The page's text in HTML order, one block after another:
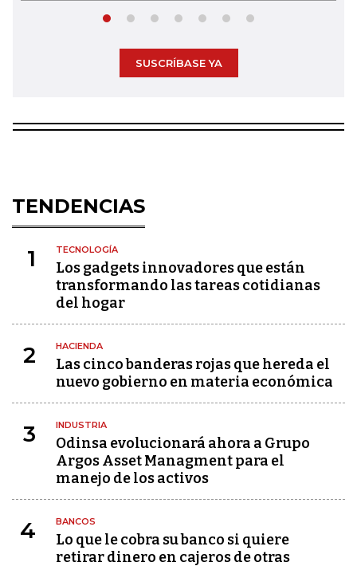
SUSCRÍBASE YA
TENDENCIAS
1 TECNOLOGÍA
Los gadgets innovadores que están
transformando las tareas cotidianas
del hogar
2 HACIENDA
Las cinco banderas rojas que hereda el
nuevo gobierno en materia económica
3 INDUSTRIA
Odinsa evolucionará ahora a Grupo
Argos Asset Managment para el
manejo de los activos
4 BANCOS
Lo que le cobra su banco si quiere
retirar dinero en cajeros de otras